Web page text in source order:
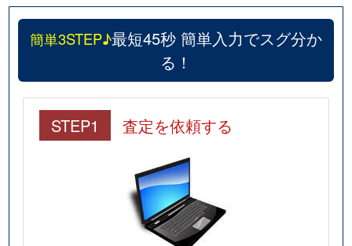
簡単3STEP♪最短45秒 簡単入力でスグ分か
る！
STEP1 査定を依頼する